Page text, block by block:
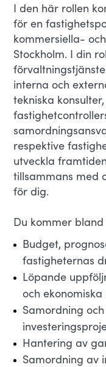
I den här rollen
för en
kommersiella-
Stockholm. I din
interna och
tekniska
respektive
utveckla
tillsammans med
för dig.
Du kommer
Budget,
fastigheternas
Löpande
och
Samordning
Hantering av
Samordning av